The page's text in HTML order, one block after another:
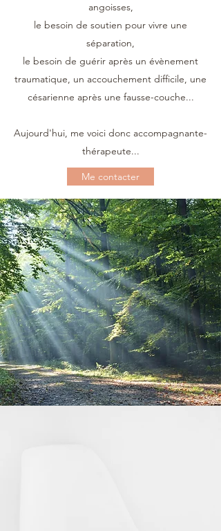
angoisses,
le besoin de soutien pour vivre une
séparation,
le besoin de guérir après un évènement
traumatique, un accouchement difficile, une
césarienne après une fausse-couche...
Aujourd'hui, me voici donc accompagnante-
thérapeute...
Me contacter